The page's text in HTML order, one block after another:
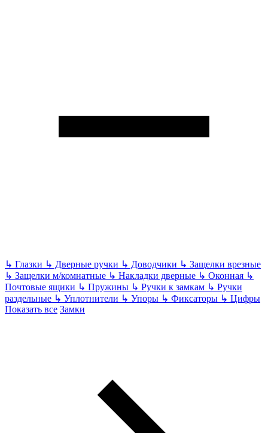
↳ Глазки ↳ Дверные ручки ↳ Доводчики ↳ Защелки врезные
↳ Защелки м/комнатные ↳ Накладки дверные ↳ Оконная ↳
Почтовые ящики ↳ Пружины ↳ Ручки к замкам ↳ Ручки
раздельные ↳ Уплотнители ↳ Упоры ↳ Фиксаторы ↳ Цифры
Показать все Замки